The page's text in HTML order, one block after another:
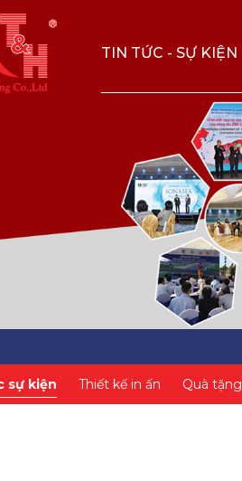
TIN TỨC - SỰ KIỆN
sự kiện Thiết kế in ấn Quà tặng